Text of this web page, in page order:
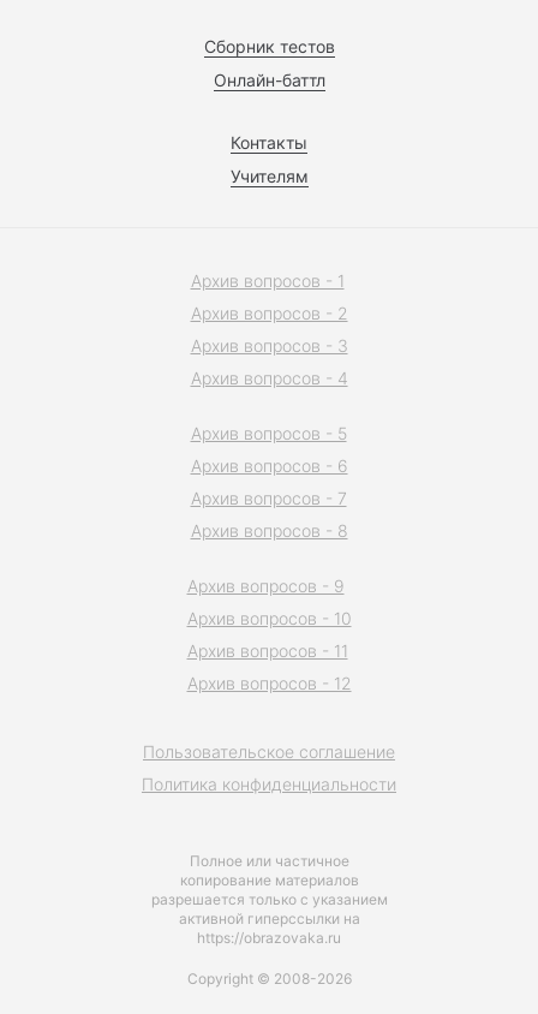
Сборник тестов
Онлайн-баттл
Контакты
Учителям
Полное или частичное
копирование материалов
разрешается только с указанием
активной гиперссылки на
https://obrazovaka.ru
Пользовательское соглашение
Политика конфиденциальности
Архив вопросов - 1
Архив вопросов - 2
Архив вопросов - 3
Архив вопросов - 4
Архив вопросов - 5
Архив вопросов - 6
Архив вопросов - 7
Архив вопросов - 8
Архив вопросов - 9
Архив вопросов - 10
Архив вопросов - 11
Архив вопросов - 12
Copyright © 2008-2026